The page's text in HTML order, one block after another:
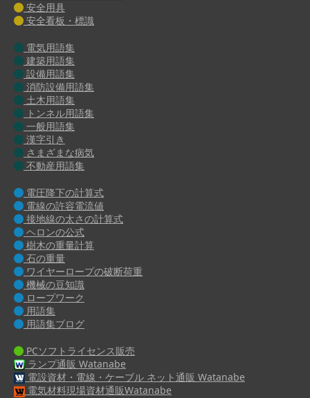
安全用具
安全看板・標識
電気用語集
建築用語集
設備用語集
消防設備用語集
土木用語集
トンネル用語集
一般用語集
漢字引き
さまざまな病気
不動産用語集
電圧降下の計算式
電線の許容電流値
接地線の太さの計算式
ヘロンの公式
樹木の重量計算
石の重量
ワイヤーロープの破断荷重
機械の豆知識
ロープワーク
用語集
用語集ブログ
PCソフトライセンス販売
ランプ通販 Watanabe
電設資材・電線・ケーブル ネット通販 Watanabe
電気材料現場資材通販Watanabe